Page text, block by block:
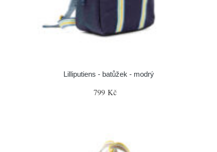
Lilliputiens - batůžek - modrý
799 Kč